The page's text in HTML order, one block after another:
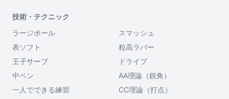
技術・テクニック
ラージボール
スマッシュ
表ソフト
粒高ラバー
王子サーブ
ドライブ
中ペン
AA理論（鋭角）
一人でできる練習
CC理論（打点）